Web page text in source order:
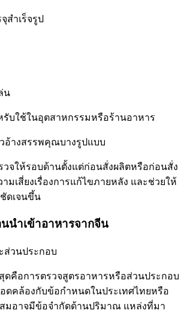
สำเร็จรูป
น
รับใช้ในอุตสาหกรรมหรือร้านอาหาร
อ้างสรรพคุณบางรูปแบบ
วจให้รอบด้านตั้งแต่ก่อนสั่งผลิตหรือก่อนสั่ง
มเสี่ยงเรื่องการแก้ไขภายหลัง และช่วยให้
ดเจนขึ้น
นำเข้าอาหารจากจีน
ส่วนประกอบ
คือการตรวจสูตรอาหารหรือส่วนประกอบ
ดคล้องกับข้อกำหนดในประเทศไทยหรือ
สมอาจมีข้อจำกัดด้านปริมาณ แหล่งที่มา